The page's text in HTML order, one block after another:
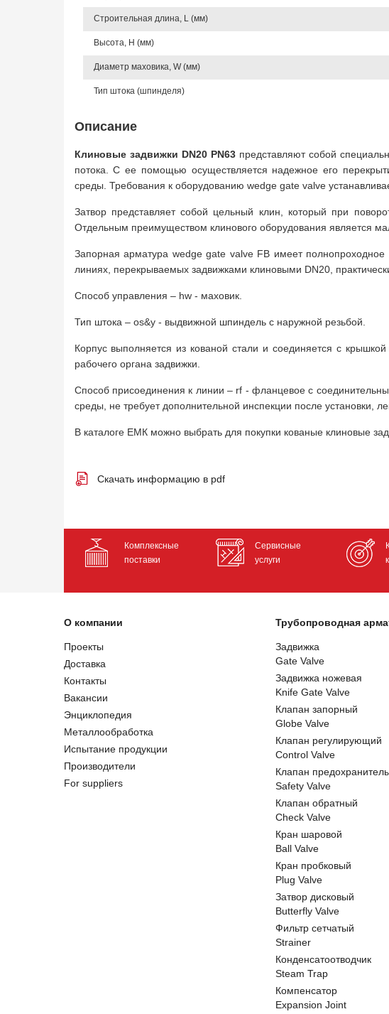
Строительная длина, L (мм)
Высота, Н (мм)
Диаметр маховика, W (мм)
Тип штока (шпинделя)
Описание
Клиновые задвижки DN20 PN63 представляют собой
потока. С ее помощью осуществляется надежное его
среды. Требования к оборудованию wedge gate valve
Затвор представляет собой цельный клин, который при
Отдельным преимуществом клинового оборудования является
Запорная арматура wedge gate valve FB имеет
линиях, перекрываемых задвижками клиновыми DN20,
Способ управления – hw - маховик.
Тип штока – os&y - выдвижной шпиндель с наружной резьбой.
Корпус выполняется из кованой стали и соединяется с
рабочего органа задвижки.
Способ присоединения к линии – rf - фланцевое с
среды, не требует дополнительной инспекции после установки,
В каталоге ЕМК можно выбрать для покупки кованые клиновые
Скачать информацию в pdf
Комплексные
поставки
Сервисные
услуги
О компании
Проекты
Доставка
Контакты
Вакансии
Энциклопедия
Металлообработка
Испытание продукции
Производители
For suppliers
Трубопроводная
Задвижка
Gate Valve
Задвижка ножевая
Knife Gate Valve
Клапан запорный
Globe Valve
Клапан регулирующий
Control Valve
Клапан
Safety Valve
Клапан обратный
Check Valve
Кран шаровой
Ball Valve
Кран пробковый
Plug Valve
Затвор дисковый
Butterfly Valve
Фильтр сетчатый
Strainer
Конденсатоотводчик
Steam Trap
Компенсатор
Expansion Joint